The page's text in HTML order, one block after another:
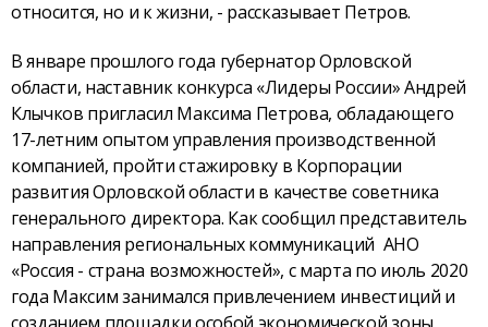
относится, но и к жизни, - рассказывает Петров.
В январе прошлого года губернатор Орловской
области, наставник конкурса «Лидеры России» Андрей
Клычков пригласил Максима Петрова, обладающего
17-летним опытом управления производственной
компанией, пройти стажировку в Корпорации
развития Орловской области в качестве советника
генерального директора. Как сообщил представитель
направления региональных коммуникаций АНО
«Россия - страна возможностей», с марта по июль 2020
года Максим занимался привлечением инвестиций и